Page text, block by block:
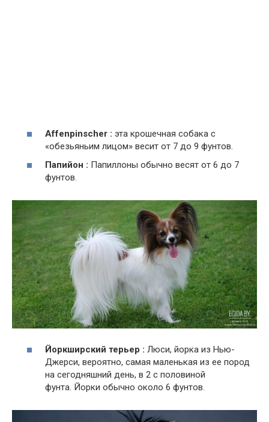
Affenpinscher : эта крошечная собака с
«обезьяньим лицом» весит от 7 до 9 фунтов.
Папийон : Папиллоны обычно весят от 6 до 7
фунтов.
Йоркширский терьер : Люси, йорка из Нью-
Джерси, вероятно, самая маленькая из ее пород
на сегодняшний день, в 2 с половиной
фунта. Йорки обычно около 6 фунтов.